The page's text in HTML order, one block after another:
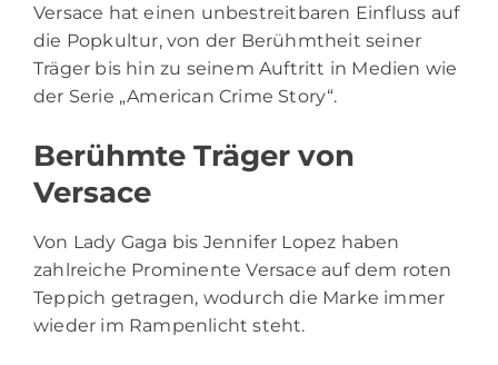
Versace hat einen unbestreitbaren Einfluss auf
die Popkultur, von der Berühmtheit seiner
Träger bis hin zu seinem Auftritt in Medien wie
der Serie „American Crime Story“.
Berühmte Träger von
Versace
Von Lady Gaga bis Jennifer Lopez haben
zahlreiche Prominente Versace auf dem roten
Teppich getragen, wodurch die Marke immer
wieder im Rampenlicht steht.